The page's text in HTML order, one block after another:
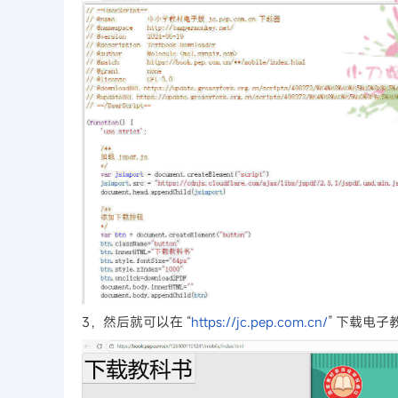
3，然后就可以在 “https://jc.pep.com.cn/” 下载电子